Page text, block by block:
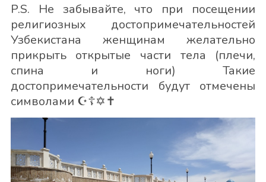
P.S. Не забывайте, что при посещении
религиозных достопримечательностей
Узбекистана женщинам желательно
прикрыть открытые части тела (плечи,
спина и ноги) Такие
достопримечательности будут отмечены
символами ☪️☦️✡️✝️